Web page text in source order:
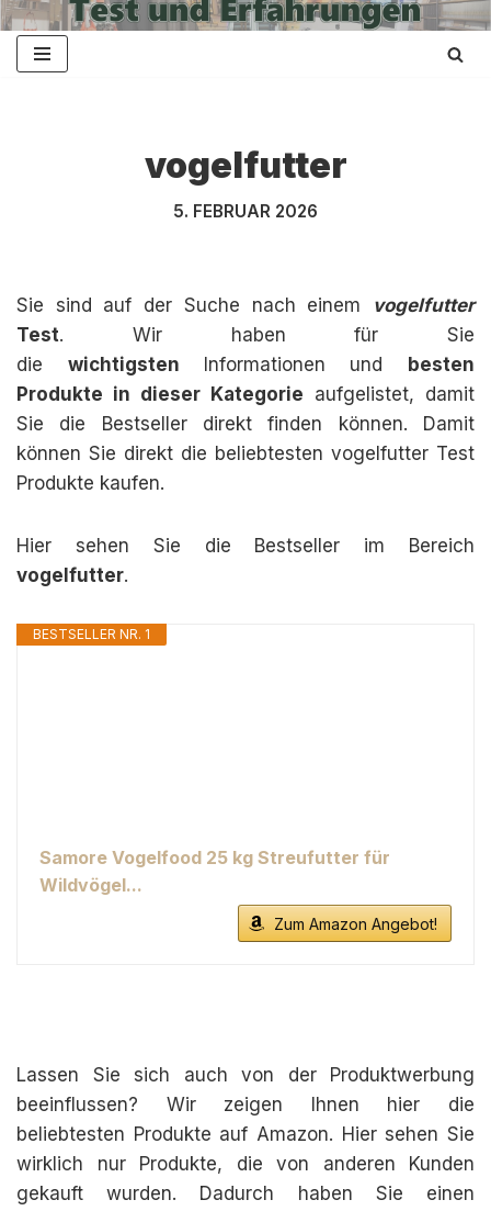
Zum
vogelfutter
5. FEBRUAR 2026
Sie sind auf der Suche nach einem vogelfutter
Test. Wir haben für Sie
die wichtigsten Informationen und
besten
Produkte in dieser Kategorie aufgelistet, damit
Sie die Bestseller direkt finden können. Damit
können Sie direkt die beliebtesten vogelfutter Test
Produkte kaufen.
Hier sehen Sie die Bestseller im Bereich
vogelfutter.
BESTSELLER NR. 1
Samore Vogelfood 25 kg Streufutter für
Wildvögel...
Zum Amazon Angebot!
Lassen Sie sich auch von der Produktwerbung
beeinflussen? Wir zeigen Ihnen hier die
beliebtesten Produkte auf Amazon. Hier sehen Sie
wirklich nur Produkte, die von anderen Kunden
gekauft wurden. Dadurch haben Sie einen